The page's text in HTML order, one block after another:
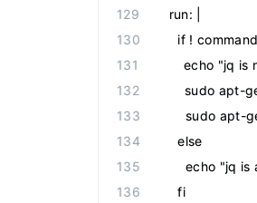
  run
:
if !
echo "jq is
sudo apt-
sudo apt-
    else
echo "jq
    fi